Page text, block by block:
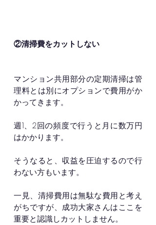
②清掃費をカットしない
マンション共用部分の定期清掃は管
理料とは別にオプションで費用がか
かってきます。
週1、2回の頻度で行うと月に数万円
はかかります。
そうなると、収益を圧迫するので行
わない方もいます。
一見、清掃費用は無駄な費用と考え
がちですが、成功大家さんはここを
重要と認識しカットしません。